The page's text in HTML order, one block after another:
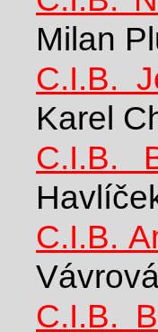
Milan
C.I.B.
Karel
C.I.B.
C.I.B.
C.I.B.